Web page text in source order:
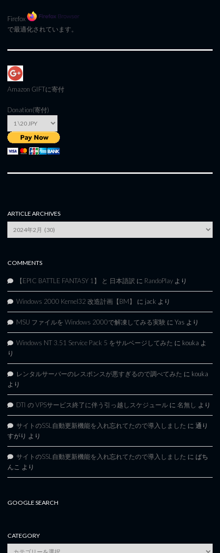
Firefox
で最適化されています。
Amazon GIFTに寄付
Donation(寄付)
ARTICLE ARCHIVES
Archives
COMMENTS
【EPIC BATTLE FANTASY 1】 と 日本語訳 に RandoPlay より
Windows 2000 Kernel32 改造計画【BM】 に jack より
MSU ファイルを Windows 2000で解凍してみる実験 に Yas より
Windows NT 3.51 Service Pack 5 をサルベージしてみた に kouka よ
り
レンタルサーバーのレスポンスが悪すぎるので調べてみた に kouka
より
DTI の VPSサービス終了に伴う引っ越しスケジュール に 名無し より
サイトのSSL自動更新機能を入れ忘れてたので導入しました に 通り
すがり より
サイトのSSL自動更新機能を入れ忘れてたので導入しました に ぱち
んこ より
GOOGLE SEARCH
CATEGORY
category